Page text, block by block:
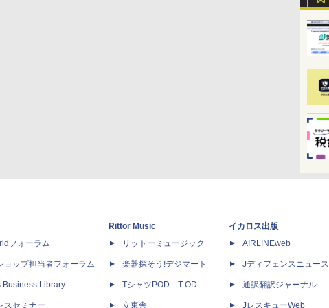
フォーラム
ョップ担当者フォーラム
Business Library
スセミナー
Rittor Music
リットーミュージック
楽器探そう!デジマート
TシャツPOD T-OD
立東舎
イカロス出版
AIRLINEweb
Jディフェンスニュース
通訳翻訳ジャーナル
JレスキューWeb